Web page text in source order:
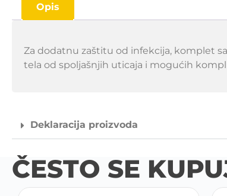
Opis
Za dodatnu zaštitu od infekcija, komplet
tela od spoljašnjih uticaja i mogućih
Deklaracija proizvoda
ČESTO SE